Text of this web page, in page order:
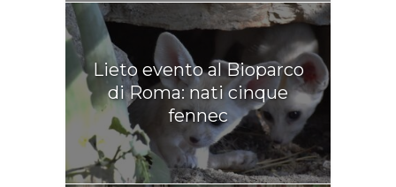
Lieto evento al Bioparco
di Roma: nati cinque
fennec